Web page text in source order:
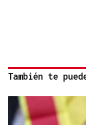
También te